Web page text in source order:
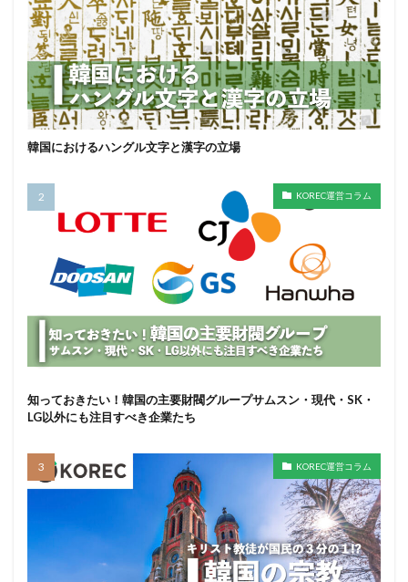
韓国におけるハングル文字と漢字の立場
KOREC運営コラム
知っておきたい！韓国の主要財閥グループサムスン・現代・SK・
LG以外にも注目すべき企業たち
KOREC運営コラム